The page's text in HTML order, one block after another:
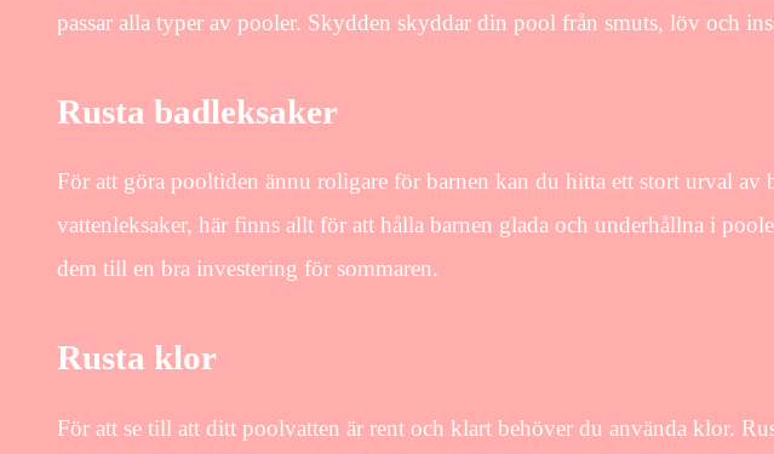
passar alla typer av pooler. Skydden skyddar din pool från smuts, löv och
Rusta badleksaker
För att göra pooltiden ännu roligare för barnen kan du hitta ett stort urval av
vattenleksaker, här finns allt för att hålla barnen glada och underhållna i
dem till en bra investering för sommaren.
Rusta klor
För att se till att ditt poolvatten är rent och klart behöver du använda klor.